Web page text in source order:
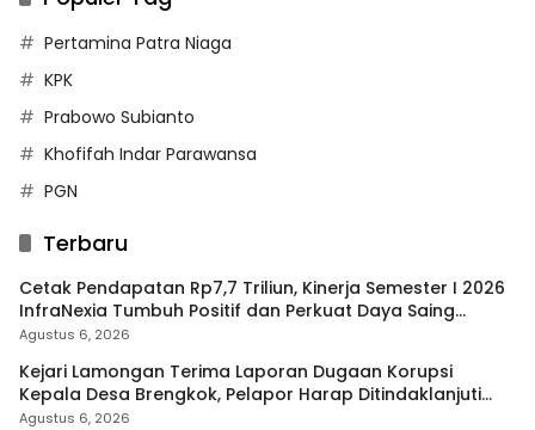
Pertamina Patra Niaga
KPK
Prabowo Subianto
Khofifah Indar Parawansa
PGN
Terbaru
Cetak Pendapatan Rp7,7 Triliun, Kinerja Semester I 2026
InfraNexia Tumbuh Positif dan Perkuat Daya Saing
Industri Digital
Agustus 6, 2026
Kejari Lamongan Terima Laporan Dugaan Korupsi
Kepala Desa Brengkok, Pelapor Harap Ditindaklanjuti
Secara Profesional
Agustus 6, 2026